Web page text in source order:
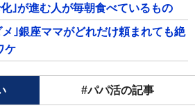
｣が進む人が毎朝食べているもの
｣銀座ママがどれだけ頼まれても絶
ケ
#パパ活の記事